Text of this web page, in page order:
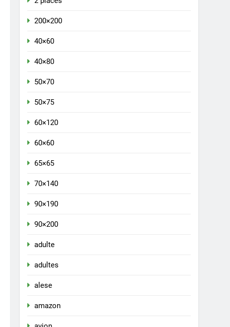
200×200
40×60
40×80
50×70
50×75
60×120
60×60
65×65
70×140
90×190
90×200
adulte
adultes
alese
amazon